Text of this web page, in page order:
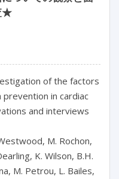
★
of the factors
in cardiac
and interviews
M. Rochon,
K. Wilson, B.H.
M. Petrou, L. Bailes,